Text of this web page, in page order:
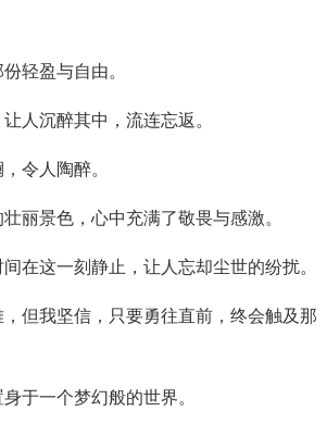
轻盈与自由。
人沉醉其中，流连忘返。
令人陶醉。
丽景色，心中充满了敬畏与感激。
在这一刻静止，让人忘却尘世的纷扰。
但我坚信，只要勇往直前，终会触及那
于一个梦幻般的世界。